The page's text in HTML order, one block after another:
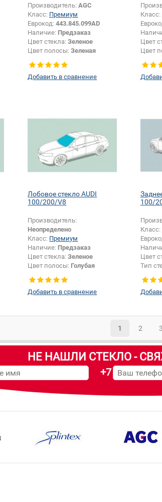
Производитель:AGC
Класс: Премиум
Еврокод:443.845.099AD
Наличие: Предзаказ
Цвет стекла:Зеленое
Цвет полосы:Зеленая
крепления зеркала:
Добавить в сравнение
Класс:
Цвет
Цвет
Лобовое стекло AUDI
100/200/V8
Производитель:
Неопределено
Класс: Премиум
Наличие: Предзаказ
Цвет стекла:Зеленое
Цвет полосы: Голубая
крепления зеркала:
Добавить в сравнение
100/
Класс:
Цвет
Тип
1 2 3
НЕ НАШЛИ СТЕКЛО -
+7